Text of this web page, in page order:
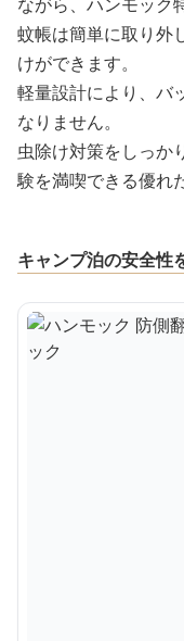
蚊帳は簡単に取り外
けができます。
軽量設計により、バ
なりません。
虫除け対策をしっか
験を満喫できる優れ
キャンプ泊の安全性